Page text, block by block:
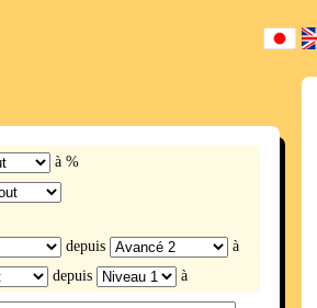
à %
depuis
à
depuis à